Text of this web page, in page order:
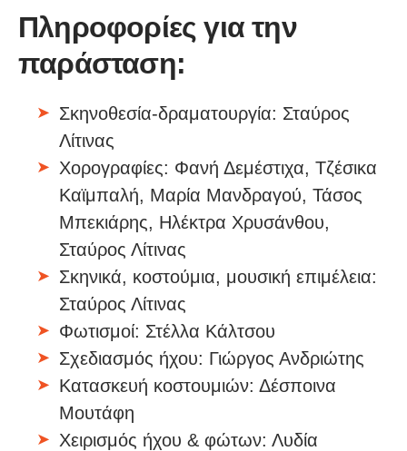
Πληροφορίες για την
παράσταση:
Σκηνοθεσία-δραματουργία: Σταύρος
Λίτινας
Χορογραφίες: Φανή Δεμέστιχα, Τζέσικα
Καϊμπαλή, Μαρία Μανδραγού, Τάσος
Μπεκιάρης, Ηλέκτρα Χρυσάνθου,
Σταύρος Λίτινας
Σκηνικά, κοστούμια, μουσική επιμέλεια:
Σταύρος Λίτινας
Φωτισμοί: Στέλλα Κάλτσου
Σχεδιασμός ήχου: Γιώργος Ανδριώτης
Κατασκευή κοστουμιών: Δέσποινα
Μουτάφη
Χειρισμός ήχου & φώτων: Λυδία